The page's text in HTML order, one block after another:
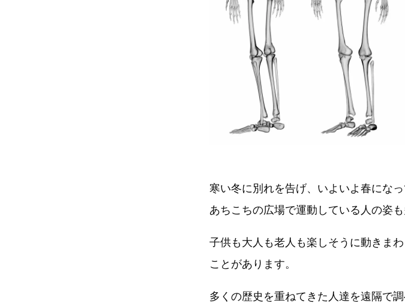
寒い冬に別れを告げ、いよいよ春にな
あちこちの広場で運動している人の姿も
子供も大人も老人も楽しそうに動きま
ことがあります。
多くの歴史を重ねてきた人達を遠隔で